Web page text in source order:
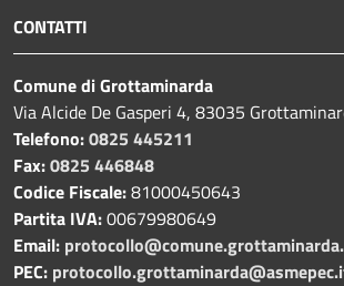
CONTATTI
Comune di Grottaminarda
Via Alcide De Gasperi 4, 83035
Telefono:0825 445211
Fax:0825 446848
Codice Fiscale:81000450643
Partita IVA:00679980649
Email:
PEC: